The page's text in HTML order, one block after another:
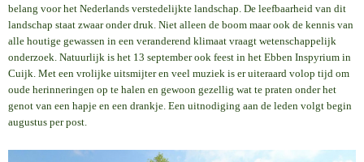
belang voor het Nederlands verstedelijkte landschap. De leefbaarheid van dit
landschap staat zwaar onder druk. Niet alleen de boom maar ook de kennis van
alle houtige gewassen in een veranderend klimaat vraagt wetenschappelijk
onderzoek. Natuurlijk is het 13 september ook feest in het Ebben Inspyrium in
Cuijk. Met een vrolijke uitsmijter en veel muziek is er uiteraard volop tijd om
oude herinneringen op te halen en gewoon gezellig wat te praten onder het
genot van een hapje en een drankje. Een uitnodiging aan de leden volgt begin
augustus per post.